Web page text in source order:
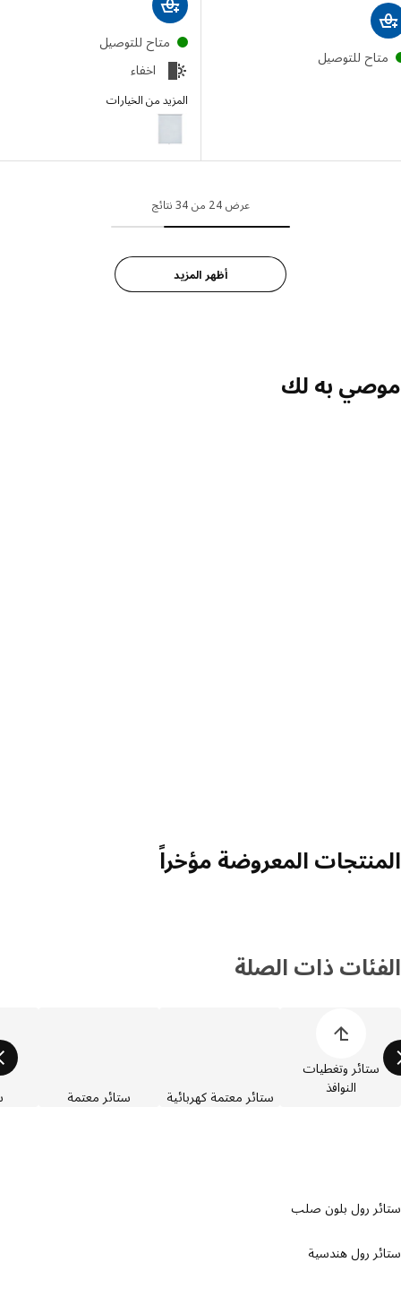
للتوصيل
متاح للتوصيل
اخفاء
المزيد من الخيارات
FÖNSTERBLAD
عرض 24 من 34 نتائج
أظهر المزيد
به لك
المعروضة مؤخراً
ذات الصلة
ستائر وتغطيات
النوافذ
ستائر معتمة كهربائية ستائر معتمة
رول بلون صلب
رول هندسية